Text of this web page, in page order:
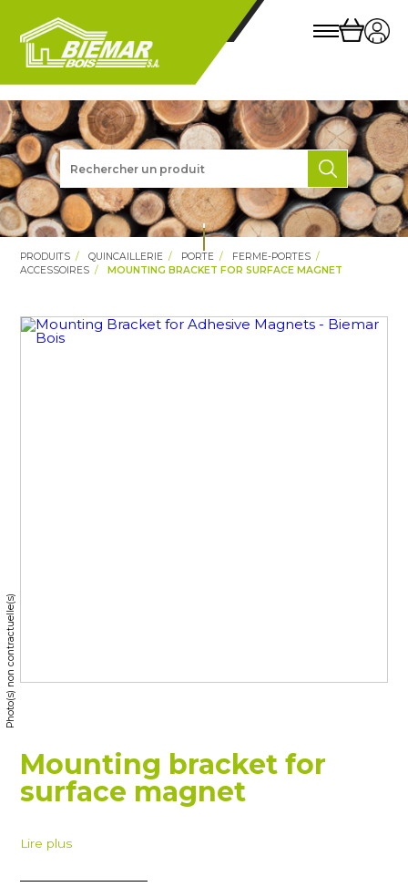
PRODUITS QUINCAILLERIE PORTE
FERME-PORTES
ACCESSOIRES
MOUNTING BRACKET FOR SURFACE MAGNET
Photo(s) non contractuelle(s)
Mounting bracket for
surface magnet
Lire plus